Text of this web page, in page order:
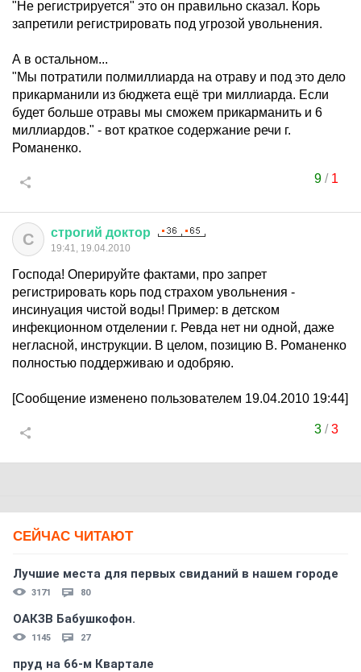
"Не регистрируется" это он правильно сказал. Корь
запретили регистрировать под угрозой увольнения.
А в остальном...
"Мы потратили полмиллиарда на отраву и под это дело
прикарманили из бюджета ещё три миллиарда. Если
будет больше отравы мы сможем прикарманить и 6
миллиардов." - вот краткое содержание речи г.
Романенко.
9/ 1
С строгий доктор
19:41, 19.04.2010
Господа! Оперируйте фактами, про запрет
регистрировать корь под страхом увольнения -
инсинуация чистой воды! Пример: в детском
инфекционном отделении г. Ревда нет ни одной, даже
негласной, инструкции. В целом, позицию В. Романенко
полностью поддерживаю и одобряю.
[Сообщение изменено пользователем 19.04.2010 19:44]
3/3
СЕЙЧАС ЧИТАЮТ
Лучшие места для первых свиданий в нашем городе
3171 80
ОАКЗВ Бабушкофон.
1145 27
пруд на 66-м Квартале